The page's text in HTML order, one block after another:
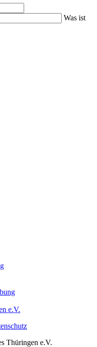
Was ist
e.V.
Thüringen e.V.